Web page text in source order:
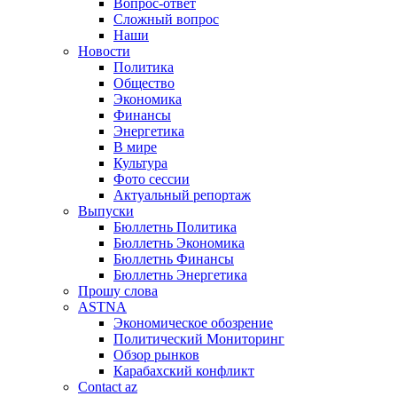
Вопрос-ответ
Сложный вопрос
Наши
Новости
Политика
Общество
Экономика
Финансы
Энергетика
В мире
Культура
Фото сессии
Актуальный репортаж
Выпуски
Бюллетнь Политика
Бюллетнь Экономика
Бюллетнь Финансы
Бюллетнь Энергетика
Прошу слова
ASTNA
Экономическое обозрение
Политический Мониторинг
Обзор рынков
Карабахский конфликт
Contact az